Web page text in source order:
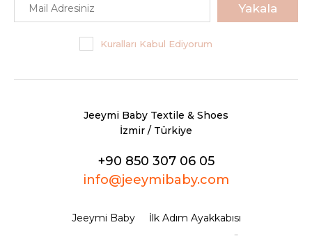
Yakala
Kuralları Kabul Ediyorum
Jeeymi Baby Textile & Shoes
İzmir / Türkiye
+90 850 307 06 05
info@jeeymibaby.com
Jeeymi Baby
İlk Adım Ayakkabısı